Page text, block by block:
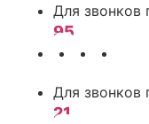
95
21